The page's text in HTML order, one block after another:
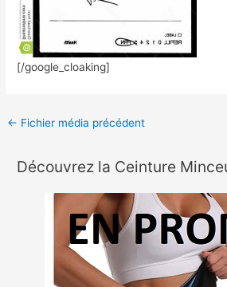
[/google_cloaking]
← Fichier média précédent
Découvrez la Ceinture